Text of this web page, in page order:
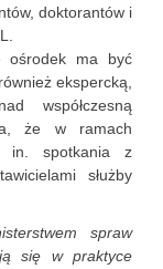
doktorantów i
ośrodek ma być
ekspercką,
współczesną
że w ramach
in. spotkania z
służby
spraw
się w praktyce